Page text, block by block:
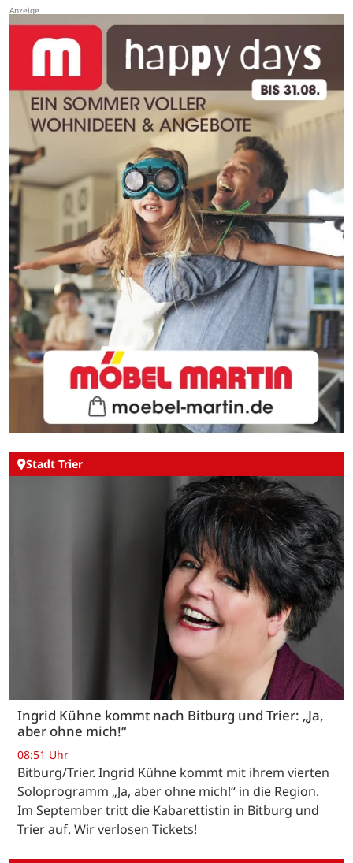
Stadt Trier
Ingrid Kühne kommt nach Bitburg und Trier: „Ja,
aber ohne mich!“
08:51 Uhr
Bitburg/Trier. Ingrid Kühne kommt mit ihrem vierten
Soloprogramm „Ja, aber ohne mich!“ in die Region.
Im September tritt die Kabarettistin in Bitburg und
Trier auf. Wir verlosen Tickets!